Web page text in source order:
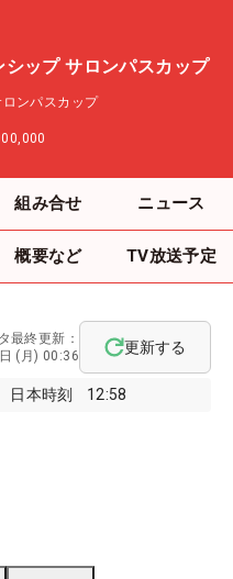
ップ サロンパスカップ
ンパスカップ
組み合せ ニュース
概要など TV放送予定
日本時刻 12:58
最終更新：
(月) 00:36
更新する